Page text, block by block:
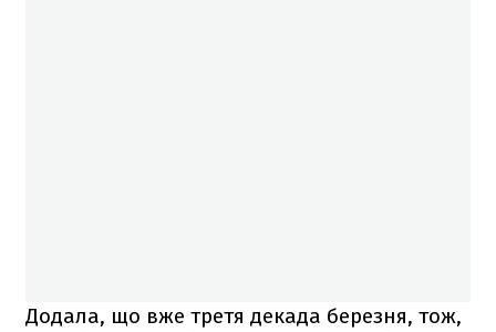
Додала, що вже третя декада березня, тож,